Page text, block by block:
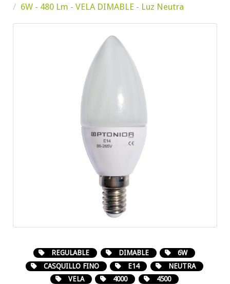
6W - 480 Lm - VELA DIMABLE - Luz Neutra
REGULABLE DIMABLE
6W
CASQUILLO FINO
E14
NEUTRA
VELA
4000 4500